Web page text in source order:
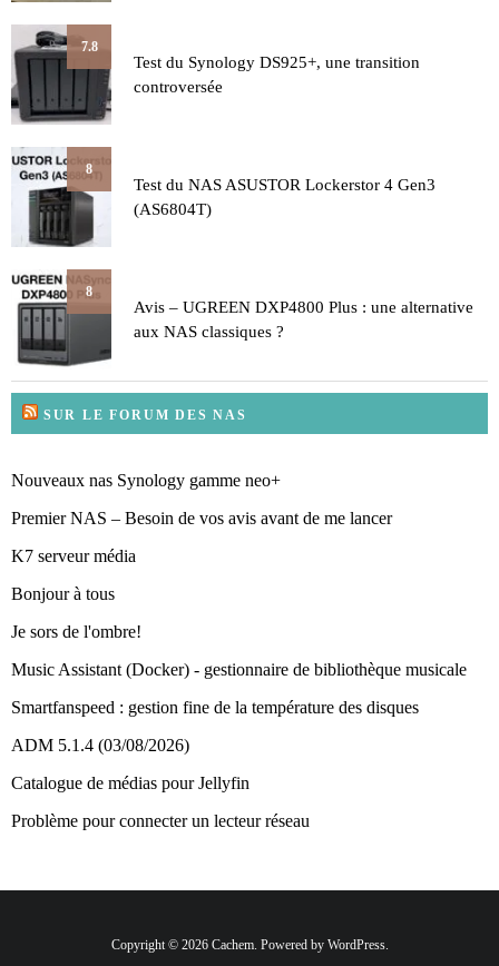
7.8
Test du Synology DS925+, une transition
controversée
8
Test du NAS ASUSTOR Lockerstor 4 Gen3
(AS6804T)
8
Avis – UGREEN DXP4800 Plus : une alternative
aux NAS classiques ?
SUR LE FORUM DES NAS
Nouveaux nas Synology gamme neo+
Premier NAS – Besoin de vos avis avant de me lancer
K7 serveur média
Bonjour à tous
Je sors de l'ombre!
Music Assistant (Docker) - gestionnaire de bibliothèque musicale
Smartfanspeed : gestion fine de la température des disques
ADM 5.1.4 (03/08/2026)
Catalogue de médias pour Jellyfin
Problème pour connecter un lecteur réseau
Copyright © 2026 Cachem. Powered by WordPress.